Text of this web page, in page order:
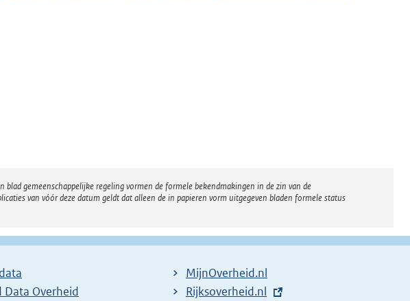
gemeenschappelijke regeling vormen de formele bekendmakingen in de zin van de
van vóór deze datum geldt dat alleen de in papieren vorm uitgegeven bladen formele status
Data Overheid
MijnOverheid.nl
E
Rijksoverheid.nl